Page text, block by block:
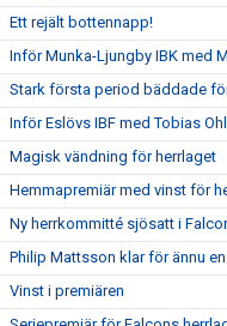
Ett rejält bottennapp!
Inför Munka-Ljungby IBK med
Stark första period bäddade
Inför Eslövs IBF med Tobias
Magisk vändning för herrlaget
Hemmapremiär med vinst för
Ny herrkommitté sjösatt i
Philip Mattsson klar för ännu
Vinst i premiären